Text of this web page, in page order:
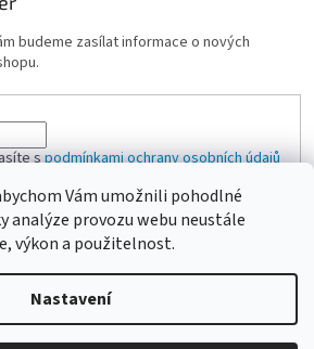
Vám umožnili pohodlné
analýze provozu webu neustále
výkon a použitelnost.
Nastavení
budeme zasílat informace o nových
spodmínkami ochrany osobních údajů
Vytvořil Shoptet